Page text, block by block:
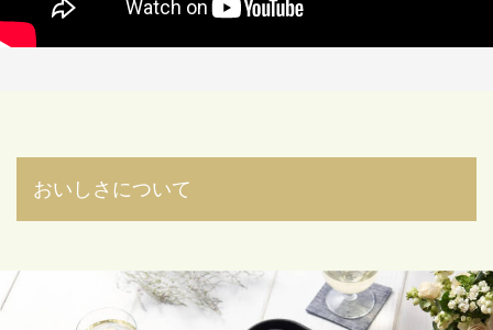
使いやすい、予備パーツが充実している
★★
た
投稿日
2026/05/11 17:27:47
おいしさについて